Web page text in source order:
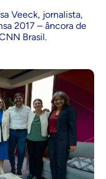
Veeck, jornalista,
2017 – âncora de
Brasil.